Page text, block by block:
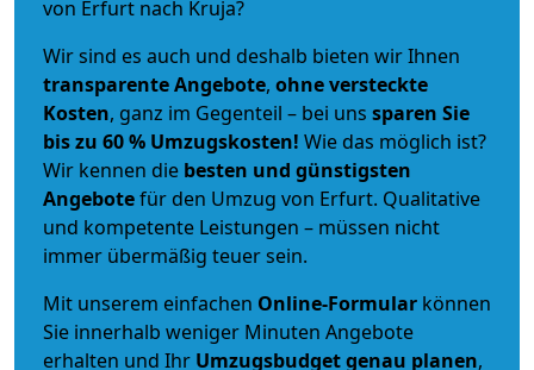
von Erfurt nach Kruja?
Wir sind es auch und deshalb bieten wir Ihnen
transparente Angebote, ohne versteckte
Kosten, ganz im Gegenteil – bei uns sparen Sie
bis zu 60 % Umzugskosten! Wie das möglich ist?
Wir kennen die besten und günstigsten
Angebotefür den Umzug von Erfurt. Qualitative
und kompetente Leistungen – müssen nicht
immer übermäßig teuer sein.
Mit unserem einfachen Online-Formular können
Sie innerhalb weniger Minuten Angebote
erhalten und Ihr Umzugsbudgetgenau planen,